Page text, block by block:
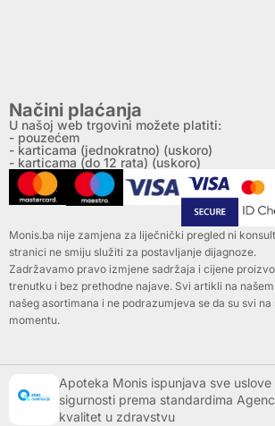
Načini plaćanja
U našoj web trgovini možete platiti:
- pouzećem
- karticama (jednokratno) (uskoro)
- karticama (do 12 rata) (uskoro)
Monis.ba nije zamjena za liječnički pregled ni
stranici ne smiju služiti za postavljanje dijagnoze.
Zadržavamo pravo izmjene sadržaja i cijene
trenutku i bez prethodne najave. Svi artikli na
našeg asortimana i ne podrazumjeva se da su svi
momentu.
Apoteka Monis ispunjava sve
sigurnosti prema standardima
kvalitet u zdravstvu